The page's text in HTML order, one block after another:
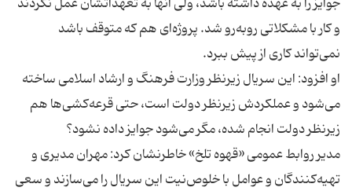
و كار با مشكلاتی روبه‌رو شد. پروژه‌ای هم كه متوقف باشد
او افزود: این سریال زیرنظر وزارت فرهنگ و ارشاد اسلامی ساخته
می‌شود و عملكردش زیرنظر دولت است، حتی قرعه‌كشی‌ها هم
مدیر روابط عمومی «قهوه تلخ» خاطرنشان كرد: مهران مدیری و
تهیه‌كنندگان و عوامل با خلوص‌نیت این سریال را می‌سازند و سعی